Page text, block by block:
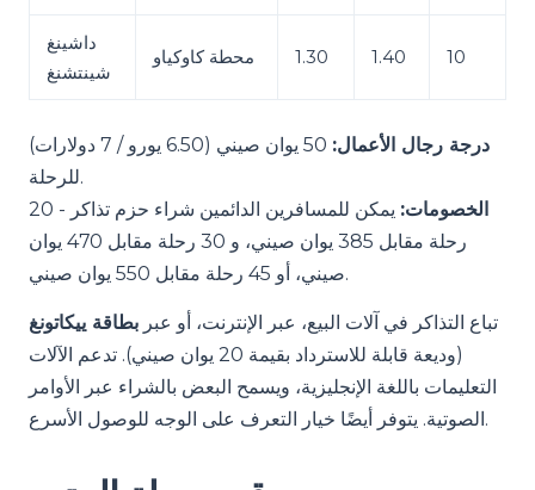
داشينغ
شينتشنغ
محطة كاوكياو 1.30 1.40 10
درجة رجال الأعمال:
50 يوان صيني (6.50 يورو / 7 دولارات)
للرحلة.
الخصومات:
يمكن للمسافرين الدائمين شراء حزم تذاكر - 20
رحلة مقابل 385 يوان صيني، و 30 رحلة مقابل 470 يوان
صيني، أو 45 رحلة مقابل 550 يوان صيني.
تباع التذاكر في آلات البيع، عبر الإنترنت، أو عبر بطاقة ييكاتونغ
(وديعة قابلة للاسترداد بقيمة 20 يوان صيني). تدعم الآلات
التعليمات باللغة الإنجليزية، ويسمح البعض بالشراء عبر الأوامر
الصوتية. يتوفر أيضًا خيار التعرف على الوجه للوصول الأسرع.